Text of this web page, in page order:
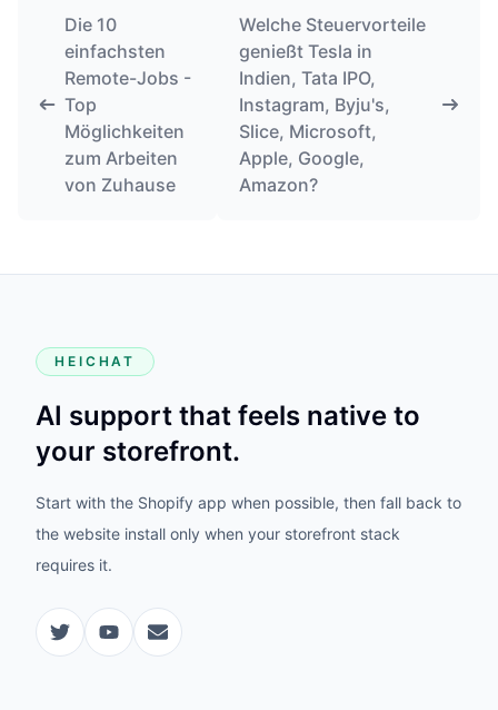
Die 10
einfachsten
Remote-Jobs -
Top
Möglichkeiten
zum Arbeiten
von Zuhause
Welche Steuervorteile
genießt Tesla in
Indien, Tata IPO,
Instagram, Byju's,
Slice, Microsoft,
Apple, Google,
Amazon?
HEICHAT
AI support that feels native to
your storefront.
Start with the Shopify app when possible, then fall back to
the website install only when your storefront stack
requires it.